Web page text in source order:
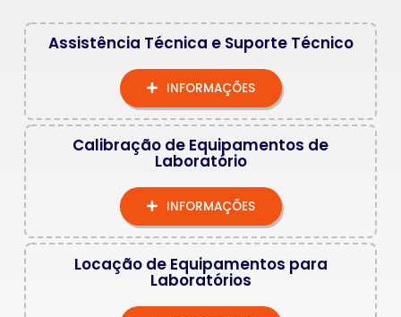
Assistência Técnica e Suporte Técnico
INFORMAÇÕES
Calibração de Equipamentos de
Laboratório
INFORMAÇÕES
Locação de Equipamentos para
Laboratórios